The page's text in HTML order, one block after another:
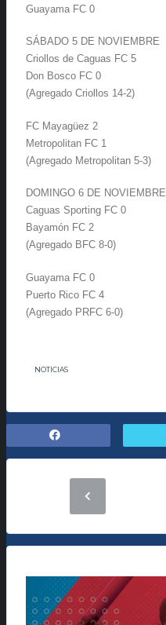
Guayama FC 0
SÁBADO 5 DE NOVIEMBRE
Criollos de Caguas FC 5
Don Bosco FC 0
(Agregado Criollos 14-2)
FC Mayagüez 2
Metropolitan FC 1
(Agregado Metropolitan 5-3)
DOMINGO 6 DE NOVIEMBRE
Caguas Sporting FC 0
Bayamón FC 2
(Agregado BFC 8-0)
Guayama FC 0
Puerto Rico FC 4
(Agregado PRFC 6-0)
NOTICIAS